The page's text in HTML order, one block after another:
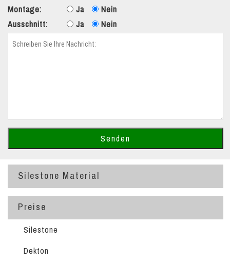
Montage:
Ja
Nein
Ausschnitt:
Ja Nein
Silestone Material
Preise
Silestone
Dekton